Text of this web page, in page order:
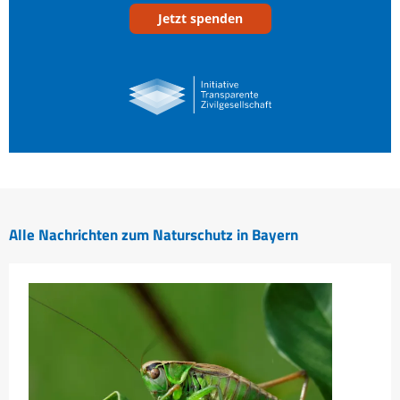
Jetzt spenden
Alle Nachrichten zum Naturschutz in Bayern